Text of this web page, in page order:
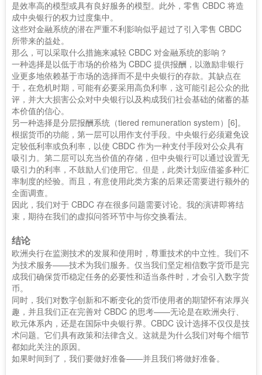
是效率高的模型或具有良好服务的模型。此外，零售 CBDC 将造
成中央银行的权力过度集中。
这些对金融系统的潜在严重不利影响似乎超过了引入零售 CBDC
所带来的益处。
那么，可以采取什么措施来减轻 CBDC 对金融系统的影响？
一种选择是以低于市场的价格为 CBDC 提供报酬，以激励非银行
业更多地依赖基于市场的选择而不是中央银行的存款。其缺点在
于，在危机时期，可能有必要采用高负利率，这可能引起公众的批
评，并大大损害公众对中央银行以及构成我们社会基础的储蓄的基
本价值的信心。
另一种选择是分层报酬系统（tiered remuneration system）[6]。
根据货币的功能，第一层可以用作支付手段。中央银行必须避免设
定较低利率或负利率，以使 CBDC 作为一种支付手段对公众具有
吸引力。第二层可以充当价值的存储，但中央银行可以通过设置无
吸引力的利率，不鼓励人们使用它。但是，此类计划应借鉴多种汇
率制度的经验。而且，有意使用此类方案的后果还需要进行额外的
全面调查。
因此，我们对于 CBDC 存在很多问题需要讨论。我的演讲即将结
束，期待在我们的虚拟问答环节中与你交换看法。
结论
欧洲央行在监测技术的发展和使用时，尊重技术的中立性。我们不
为技术服务——技术为我们服务。仅当我们坚定相信数字货币是完
成我们确保货币稳定任务的必要性和适当条件时，才会引入数字货
币。
同时，我们对数字创新和不断变化的货币使用者的期望怀有浓厚兴
趣，并且我们正在完善对 CBDC 的思考——无论是在欧洲央行、
欧元体系内，还是在国际中央银行界。CBDC 设计选择不仅仅是技
术问题。它们具有政策和法律含义。这就是为什么我们对每个细节
都如此关注的原因。
如果时间到了，我们要做好准备——并且我们将做好准备。